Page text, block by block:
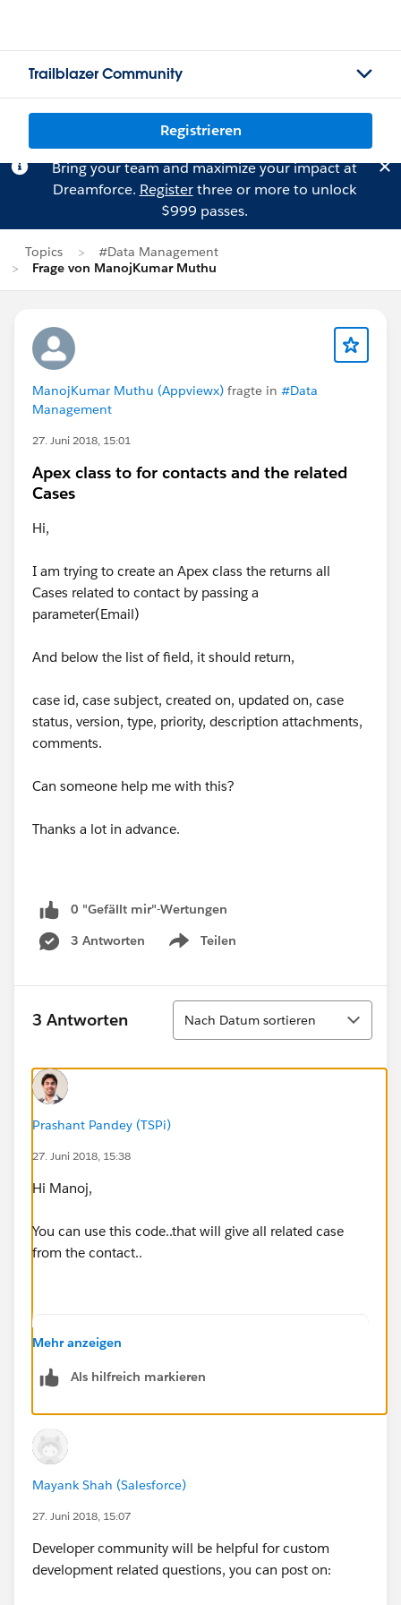
Trailblazer Community
Registrieren
Bring your team and maximize your impact at
Dreamforce. Registerthree or more to unlock
$999 passes.
Topics
#Data Management
Frage von ManojKumar Muthu
ManojKumar Muthu (Appviewx) fragte in #Data
Management
27. Juni 2018, 15:01
Apex class to for contacts and the related
Cases
Hi,
I am trying to create an Apex class the returns all
Cases related to contact by passing a
parameter(Email)
And below the list of field, it should return,
case id, case subject, created on, updated on, case
status, version, type, priority, description attachments,
comments.
Can someone help me with this?
Thanks a lot in advance.
0 "Gefällt mir"-Wertungen
3 Antworten
Teilen
Show menu
3 Antworten
Sortieren
Nach Datum sortieren
Prashant Pandey (TSPi)
27. Juni 2018, 15:38
Hi Manoj,
You can use this code..that will give all related case
from the contact..
list<string>listcs=new list<string>();
for(contact
            List<case> cas=new List<case>();
cas=[select
Thanks,
Mehr anzeigen
Als hilfreich markieren
Mayank Shah (Salesforce)
27. Juni 2018, 15:07
Developer community will be helpful for custom
development related questions, you can post on: